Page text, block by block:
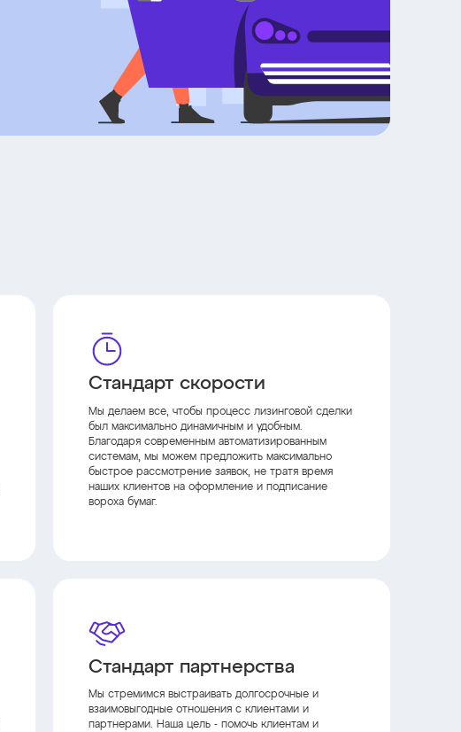
Стандарт скорости
Мы делаем все, чтобы процесс лизинговой сделки
был максимально динамичным и удобным.
Благодаря современным автоматизированным
системам, мы можем предложить максимально
быстрое рассмотрение заявок, не тратя время
наших клиентов на оформление и подписание
вороха бумаг.
Стандарт партнерства
Мы стремимся выстраивать долгосрочные и
взаимовыгодные отношения с клиентами и
партнерами. Наша цель - помочь клиентам и